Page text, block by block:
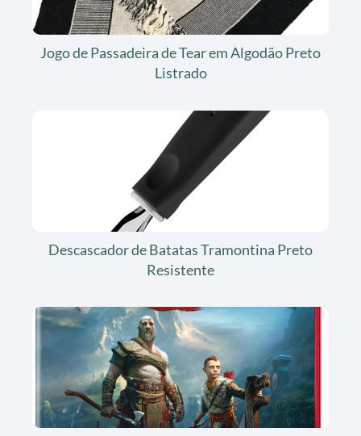
Jogo de Passadeira de Tear em Algodão Preto
Listrado
Descascador de Batatas Tramontina Preto
Resistente